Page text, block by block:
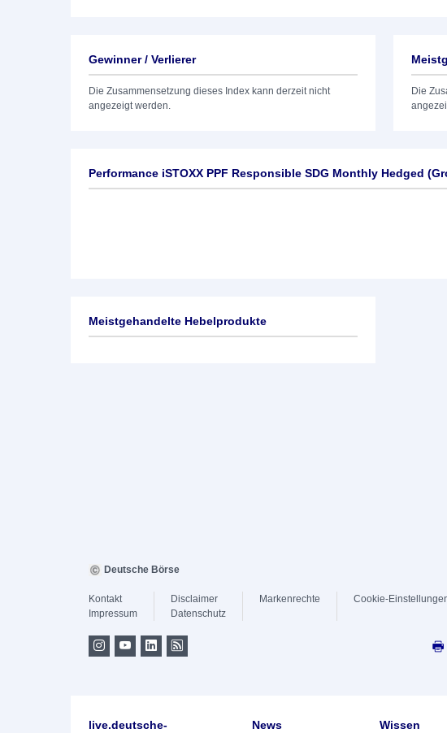
Gewinner / Verlierer
Die Zusammensetzung dieses Index kann derzeit nicht
angezeigt werden.
Die
Performance iSTOXX PPF Responsible SDG Monthly Hedged
Meistgehandelte Hebelprodukte
Deutsche Börse
Kontakt
Impressum
Disclaimer
Datenschutz
Markenrechte Cookie-
live.deutsche-
News Wissen